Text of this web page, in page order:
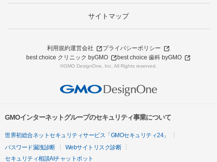
サイトマップ
利用規約運営会社
プライバシーポリシー
best choice クリニック byGMO
best choice 歯科 byGMO
©GMO DesignOne, Inc. All Rights reserved.
GMOインターネットグループのセキュリティ事業について
世界初総合ネットセキュリティサービス「GMOセキュリティ24」
パスワード漏洩診断
Webサイトリスク診断
セキュリティ相談AIチャットボット